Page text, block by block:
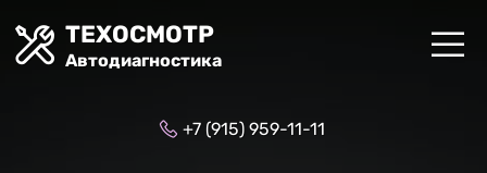
ТЕХОСМОТР
Автодиагностика
+7 (915) 959-11-11